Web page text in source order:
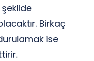
Birkaç
ise